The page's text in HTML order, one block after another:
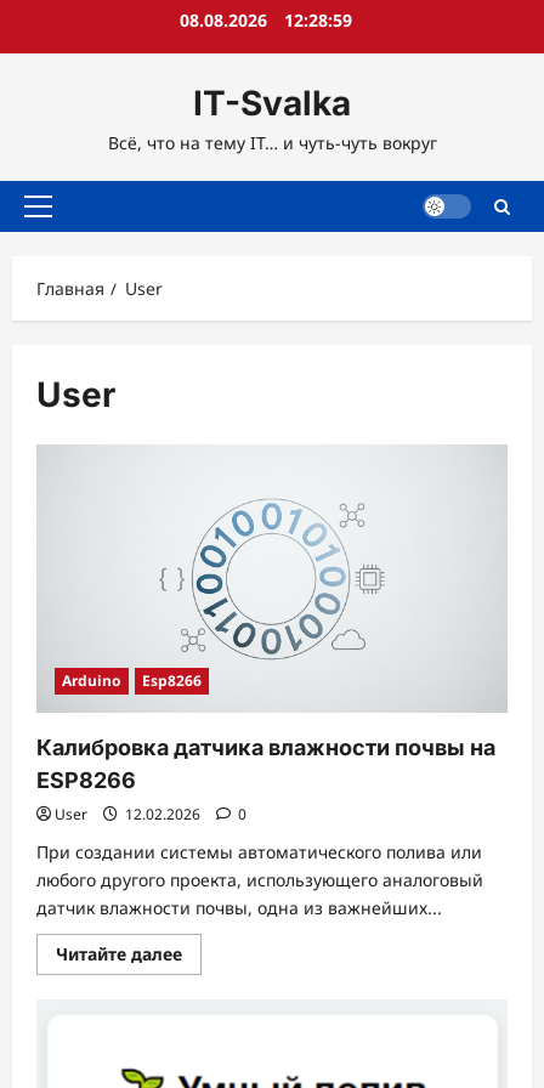
08.08.2026 12:29:00
IT-Svalka
Всё, что на тему IT… и чуть-чуть вокруг
Основное
Главная
User
User
Arduino Esp8266
Калибровка датчика влажности почвы на
ESP8266
User 12.02.2026 0
При создании системы автоматического полива или
любого другого проекта, использующего аналоговый
датчик влажности почвы, одна из важнейших...
Читайте далееПрочитать
больше
на